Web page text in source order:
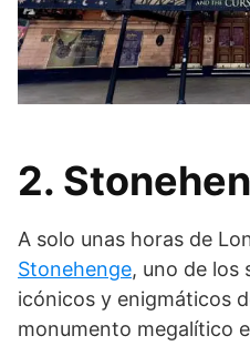
2.
A solo unas horas de
Stonehenge, uno de los
icónicos y enigmáticos
monumento megalítico